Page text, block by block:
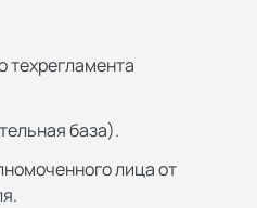
техрегламента
база).
лица от